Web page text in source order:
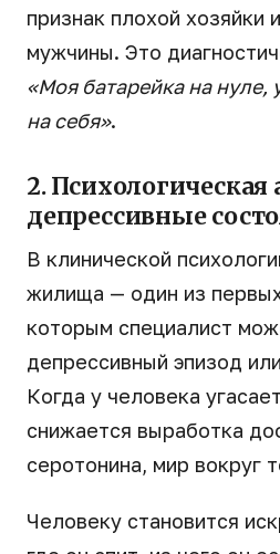
признак плохой хозяйки
мужчины. Это
«Моя батарейка на нуле,
на себя».
2. Психологическая
депрессивные
В клинической
жилища — один из
которым специалист
депрессивный эпизод
Когда у человека
снижается выработка
серотонина, мир вокруг
Человеку становится